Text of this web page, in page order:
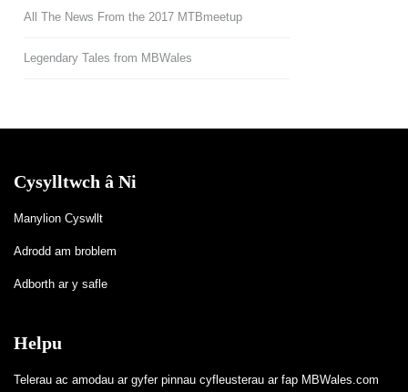
All The News From the 2017 MTBmeetup
Legendary Tales from MBWales
Cysylltwch â Ni
Manylion Cyswllt
Adrodd am broblem
Adborth ar y safle
Helpu
Telerau ac amodau ar gyfer pinnau cyfleusterau ar fap MBWales.com